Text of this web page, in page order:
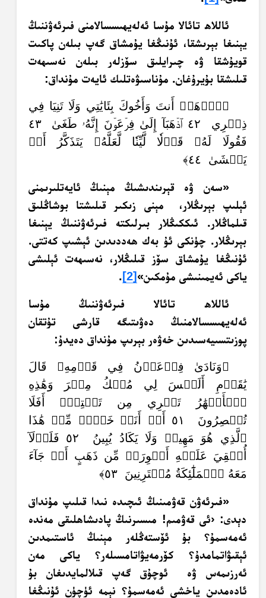
ئاللاھ تائالا مۇسا ئەلەيھىسسالامنى فىرئەۋننىڭ
يېنىغا بېرىشقا، ئۇنىڭغا يۇمشاق گەپ بىلەن پاكىت
قويۇشقا ۋە چىرايلىق سۆزلەر بىلەن نەسىھەت
قىلىشقا بۇيرۇغان. مۇناسىۋەتلىك ئايەت مۇنداق:
﴿ٱذۡهَبۡ أَنتَ وَأَخُوكَ بِئَايَٰتِي وَلَا تَنِيَا فِي
ذِكۡرِي ٤٢ ٱذۡهَبَآ إِلَىٰ فِرۡعَوۡنَ إِنَّهُۥ طَغَىٰ ٤٣
فَقُولَا لَهُۥ قَوۡلٗا لَّيِّنٗا لَّعَلَّهُۥ يَتَذَكَّرُ أَوۡ
يَخۡشَىٰ ٤٤﴾
«سەن ۋە قېرىندىشىڭ مېنىڭ ئايەتلىرىمنى
ئېلىپ بېرىڭلار، مېنى زىكىر قىلىشتا بوشاڭلىق
قىلماڭلار. ئىككىڭلار بىرلىكتە فىرئەۋننىڭ يېنىغا
بېرىڭلار. چۈنكى ئۇ بەك ھەددىدىن ئېشىپ كەتتى.
ئۇنىڭغا يۇمشاق سۆز قىلىڭلار، نەسىھەت ئېلىشى
ياكى ئەيمىنىشى مۇمكىن» [2]
.
ئاللاھ تائالا فىرئەۋننىڭ مۇسا
ئەلەيھىسسالامنىڭ دەۋىتىگە قارشى تۇتقان
پوزىتسىيەسىدىن خەۋەر بېرىپ مۇنداق دەيدۇ:
﴿وَنَادَىٰ فِرۡعَوۡنُ فِي قَوۡمِهِۦ قَالَ
يَٰقَوۡمِ أَلَيۡسَ لِي مُلۡكُ مِصۡرَ وَهَٰذِهِ
ٱلۡأَنۡهَٰرُ تَجۡرِي مِن تَحۡتِيٓۚ أَفَلَا
تُبۡصِرُونَ ٥١ أَمۡ أَنَا۠ خَيۡرٞ مِّنۡ هَٰذَا
ٱلَّذِي هُوَ مَهِينٞ وَلَا يَكَادُ يُبِينُ ٥٢ فَلَوۡلَآ
أُلۡقِيَ عَلَيۡهِ أَسۡوِرَةٞ مِّن ذَهَبٍ أَوۡ جَآءَ
مَعَهُ ٱلۡمَلَٰٓئِكَةُ مُقۡتَرِنِينَ ٥٣﴾
«فىرئەۋن قەۋمىنىڭ ئىچىدە نىدا قىلىپ مۇنداق
دېدى: ‹ئى قەۋمىم! مىسىرنىڭ پادىشاھلىقى مەندە
ئەمەسمۇ؟ بۇ ئۆستەڭلەر مېنىڭ ئاستىمدىن
ئېقىۋاتمامدۇ؟ كۆرمەيۋاتامسىلەر؟ ياكى مەن
ئەرزىمەس ۋە ئوچۇق گەپ قىلالمايدىغان بۇ
ئادەمدىن ياخشى ئەمەسمۇ؟ نېمە ئۈچۈن ئۇنىڭغا